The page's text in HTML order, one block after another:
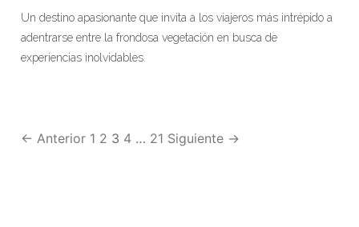
Un destino apasionante que invita a los viajeros más intrépido a
adentrarse entre la frondosa vegetación en busca de
experiencias inolvidables.
← Anterior 1 2 3 4 … 21 Siguiente →